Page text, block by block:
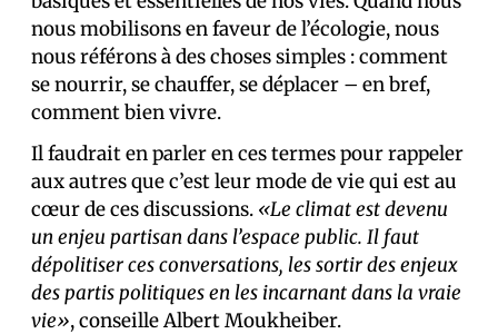
nous mobilisons en faveur de l’écologie, nous
nous référons à des choses simples : comment
se nourrir, se chauffer, se déplacer – en bref,
comment bien vivre.
Il faudrait en parler en ces termes pour rappeler
aux autres que c’est leur mode de vie qui est au
cœur de ces discussions. «Le climat est devenu
un enjeu partisan dans l’espace public. Il faut
dépolitiser ces conversations, les sortir des enjeux
des partis politiques en les incarnant dans la vraie
vie», conseille Albert Moukheiber.